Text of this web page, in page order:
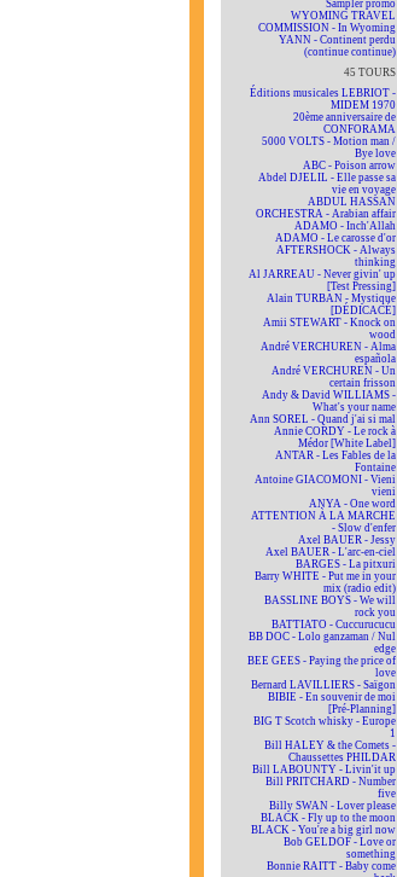
Sampler promo
WYOMING TRAVEL
COMMISSION - In Wyoming
YANN - Continent perdu
(continue continue)
45 TOURS
Éditions musicales LEBRIOT -
MIDEM 1970
20ème anniversaire de
CONFORAMA
5000 VOLTS - Motion man /
Bye love
ABC - Poison arrow
Abdel DJELIL - Elle passe sa
vie en voyage
ABDUL HASSAN
ORCHESTRA - Arabian affair
ADAMO - Inch'Allah
ADAMO - Le carosse d'or
AFTERSHOCK - Always
thinking
Al JARREAU - Never givin' up
[Test Pressing]
Alain TURBAN - Mystique
[DÉDICACÉ]
Amii STEWART - Knock on
wood
André VERCHUREN - Alma
española
André VERCHUREN - Un
certain frisson
Andy & David WILLIAMS -
What's your name
Ann SOREL - Quand j'ai si mal
Annie CORDY - Le rock à
Médor [White Label]
ANTAR - Les Fables de la
Fontaine
Antoine GIACOMONI - Vieni
vieni
ANYA - One word
ATTENTION À LA MARCHE
- Slow d'enfer
Axel BAUER - Jessy
Axel BAUER - L'arc-en-ciel
BARGES - La pitxuri
Barry WHITE - Put me in your
mix (radio edit)
BASSLINE BOYS - We will
rock you
BATTIATO - Cuccurucucu
BB DOC - Lolo ganzaman / Nul
edge
BEE GEES - Paying the price of
love
Bernard LAVILLIERS - Saïgon
BIBIE - En souvenir de moi
[Pré-Planning]
BIG T Scotch whisky - Europe
1
Bill HALEY & the Comets -
Chaussettes PHILDAR
Bill LABOUNTY - Livin'it up
Bill PRITCHARD - Number
five
Billy SWAN - Lover please
BLACK - Fly up to the moon
BLACK - You're a big girl now
Bob GELDOF - Love or
something
Bonnie RAITT - Baby come